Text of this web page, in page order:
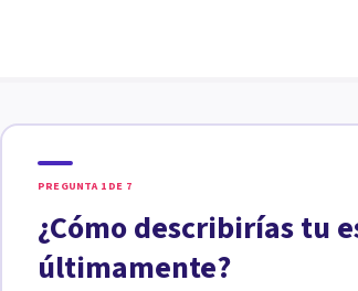
PREGUNTA 1 DE 7
¿Cómo describirías tu
últimamente?